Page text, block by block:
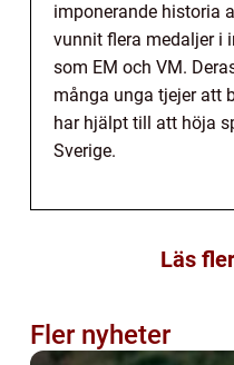
imponerande historia
vunnit flera medaljer i
som EM och VM.
många unga tjejer att
har hjälpt till att höja
Sverige.
Läs
Fler nyheter